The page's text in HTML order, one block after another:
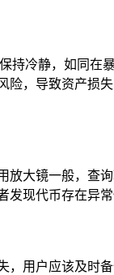
持冷静，如同
险，导致资产损
放大镜一般，查
发现代币存在异
，用户应该及时